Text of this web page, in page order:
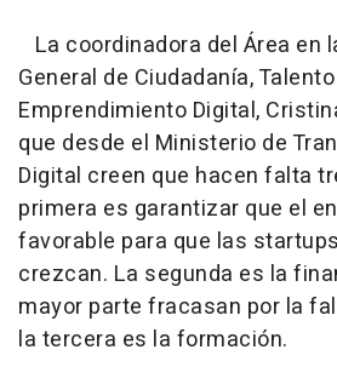
La coordinadora del Área en
General de Ciudadanía,
Emprendimiento Digital,
que desde el Ministerio de
Digital creen que hacen falta
primera es garantizar que el
favorable para que las
crezcan. La segunda es la
mayor parte fracasan por la
la tercera es la formación.